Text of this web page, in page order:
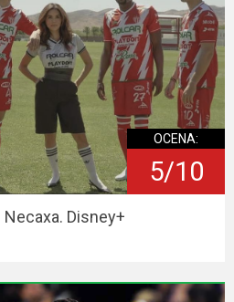
OCENA:
5/10
Disney+